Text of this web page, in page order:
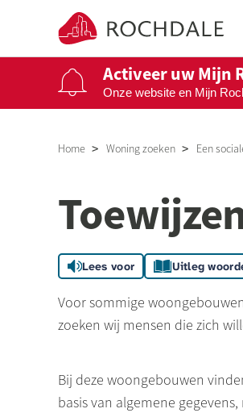
Naar de homepage
Activeer uw Mijn
Onze website en Mijn
Home Woning zoeken Een
Lees voor Uitleg
Voor sommige
zoeken wij mensen die zich
Bij deze woongebouwen
basis van algemene